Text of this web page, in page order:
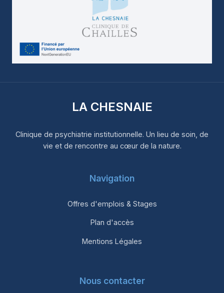
LA CHESNAIE
Clinique de psychiatrie institutionnelle. Un lieu de soin, de
vie et de rencontre au cœur de la nature.
Navigation
Offres d'emplois & Stages
Plan d'accès
Mentions Légales
Nous contacter